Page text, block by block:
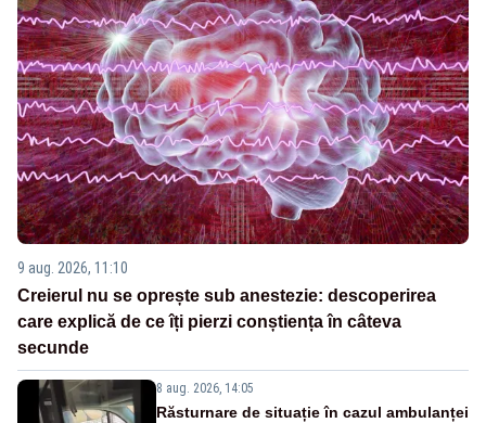
9 aug. 2026, 11:10
Creierul nu se oprește sub anestezie: descoperirea
care explică de ce îți pierzi conștiența în câteva
secunde
8 aug. 2026, 14:05
Răsturnare de situație în cazul ambulanței